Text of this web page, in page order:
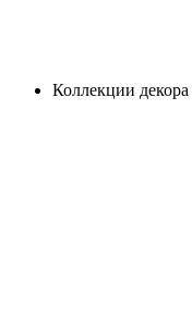
Коллекции декора